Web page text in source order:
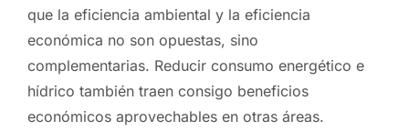
que la eficiencia ambiental y la eficiencia
económica no son opuestas, sino
complementarias. Reducir consumo energético e
hídrico también traen consigo beneficios
económicos aprovechables en otras áreas.